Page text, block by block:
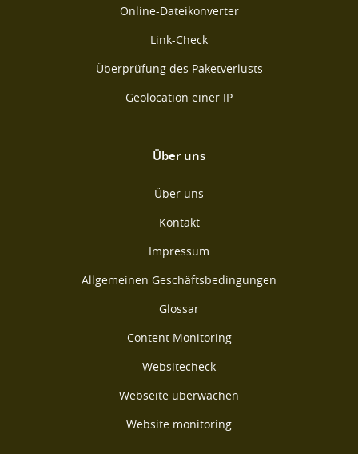
Online-Dateikonverter
Link-Check
Überprüfung des Paketverlusts
Geolocation einer IP
Über uns
Über uns
Kontakt
Impressum
Allgemeinen Geschäftsbedingungen
Glossar
Content Monitoring
Websitecheck
Webseite überwachen
Website monitoring